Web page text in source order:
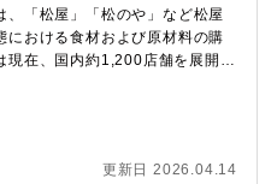
は、女性誌実売部数 第1位 （※
なっております。＜教育制度・
ロジカルシンキング研修■マーケ
■企業型DC（企業型確定拠出年
会の参加、書籍の購入など会社
域限定正社員制度 ※パパママ
、「松屋」「松のや」など松屋
における食材および原材料の購
現在、国内約1,200店舗を展開
を支える重要なテーマとなって
取引先との関係構築を基盤とし
サプライヤーの開拓、購買条件
ト・供給の最適化を推進してい
更新日 2026.04.14